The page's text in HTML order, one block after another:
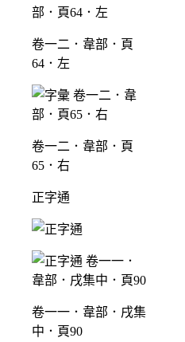
卷一二．韋部．頁
64．左
卷一二．韋部．頁
65．右
正字通
卷一一．韋部．戌集
中．頁90